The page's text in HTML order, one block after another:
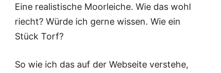
Eine realistische Moorleiche. Wie das wohl
riecht? Würde ich gerne wissen. Wie ein
Stück Torf?
So wie ich das auf der Webseite verstehe,